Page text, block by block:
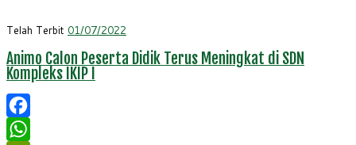
Telah Terbit 01/07/2022
Animo Calon Peserta Didik Terus Meningkat di SDN
Kompleks IKIP I
Facebook